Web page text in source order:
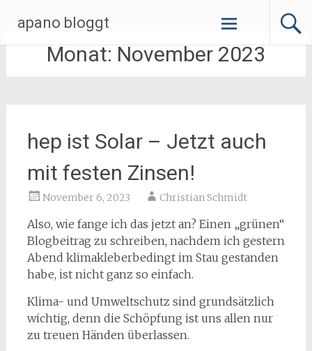
Inhalt
springen
apano bloggt
Monat: November 2023
hep ist Solar – Jetzt auch
mit festen Zinsen!
November 6, 2023 Christian Schmidt
Also, wie fange ich das jetzt an? Einen „grünen“
Blogbeitrag zu schreiben, nachdem ich gestern
Abend klimakleberbedingt im Stau gestanden
habe, ist nicht ganz so einfach.
Klima- und Umweltschutz sind grundsätzlich
wichtig, denn die Schöpfung ist uns allen nur
zu treuen Händen überlassen.